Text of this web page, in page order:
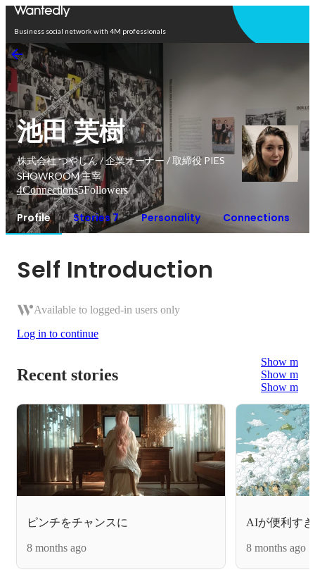
Business social network with 4M professionals
池田 芙樹
株式会社 つやしん / 企業オーナー / 取締役 PIES
SHOWROOM 主宰
4Connections5Followers
Profile Stories 7 Personality Connections
Self Introduction
Available to logged-in users only
Log in to continue
Recent stories
Show more
Show more
Show more
ピンチをチャンスに
8 months ago
AIが便利す
8 months ago